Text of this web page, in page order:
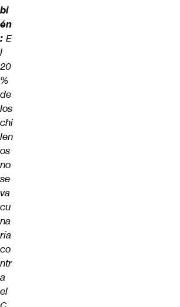
bi
én
: E
l
20
%
de
los
chi
len
os
no
se
va
cu
na
ría
co
ntr
a
el